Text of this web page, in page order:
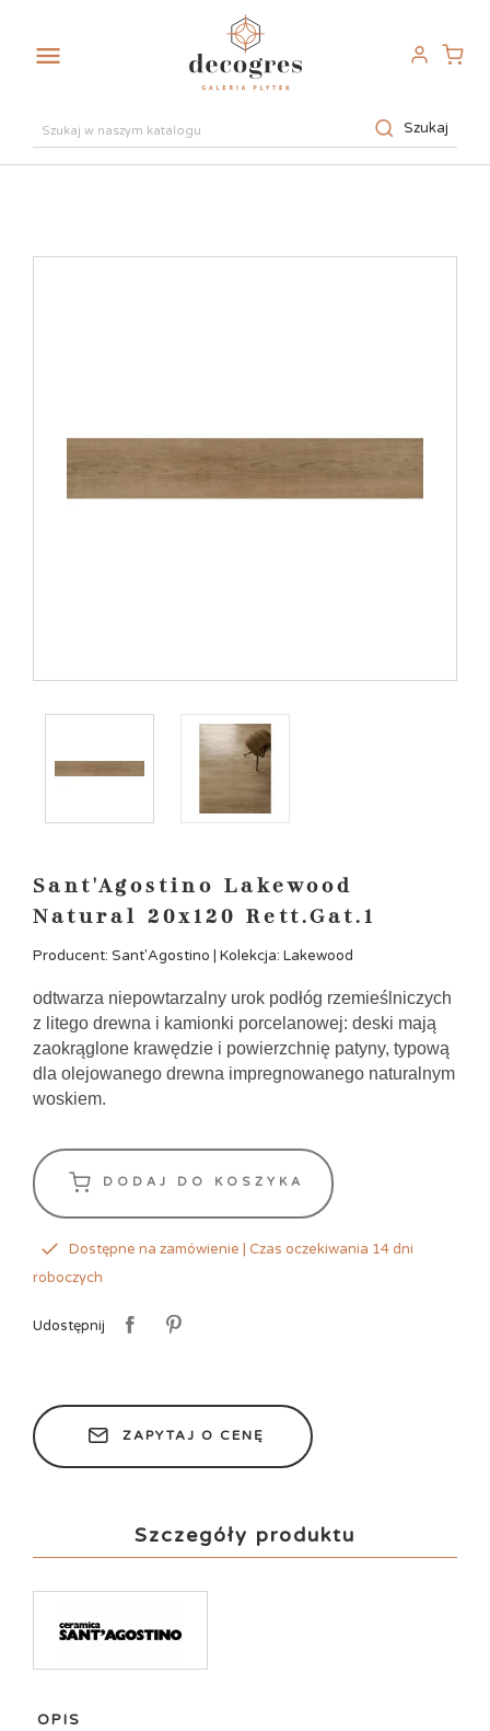

Szukaj
Sant'Agostino Lakewood
Natural 20x120 Rett.Gat.1
Producent: Sant'Agostino | Kolekcja: Lakewood
odtwarza niepowtarzalny urok podłóg rzemieślniczych
z litego drewna i kamionki porcelanowej: deski mają
zaokrąglone krawędzie i powierzchnię patyny, typową
dla olejowanego drewna impregnowanego naturalnym
woskiem.
DODAJ DO KOSZYKA
Dostępne na zamówienie | Czas oczekiwania 14 dni
roboczych
Udostępnij
ZAPYTAJ O CENĘ
Szczegóły produktu
OPIS